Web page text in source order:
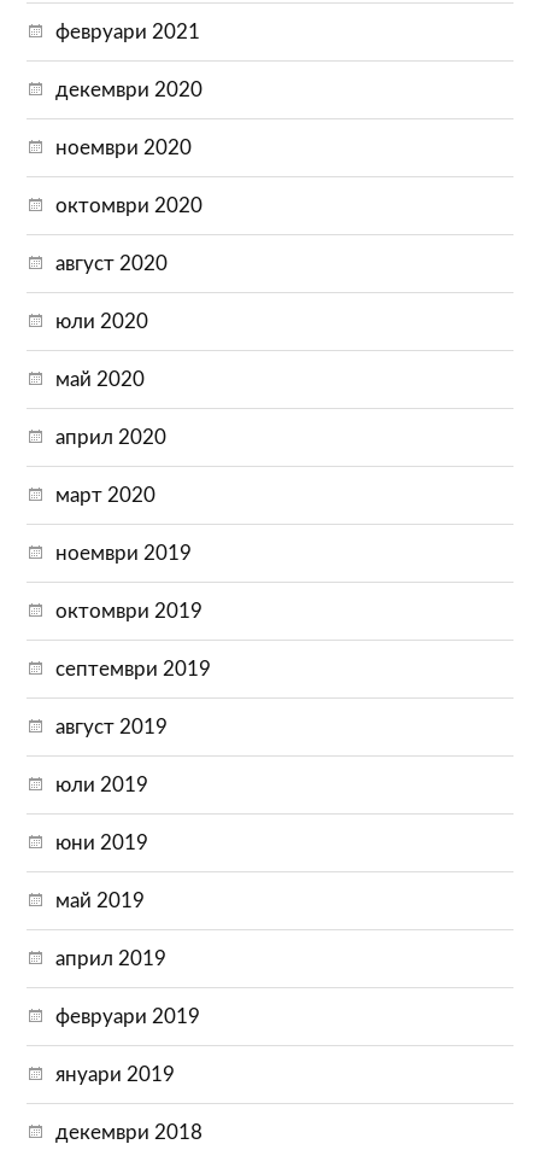
февруари 2021
декември 2020
ноември 2020
октомври 2020
август 2020
юли 2020
май 2020
април 2020
март 2020
ноември 2019
октомври 2019
септември 2019
август 2019
юли 2019
юни 2019
май 2019
април 2019
февруари 2019
януари 2019
декември 2018